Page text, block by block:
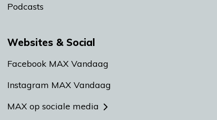
Podcasts
Websites & Social
Facebook MAX Vandaag
Instagram MAX Vandaag
MAX op sociale media